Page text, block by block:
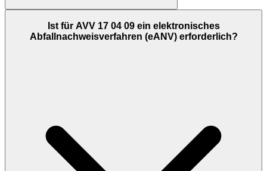
Ist für AVV 17 04 09 ein elektronisches
Abfallnachweisverfahren (eANV) erforderlich?